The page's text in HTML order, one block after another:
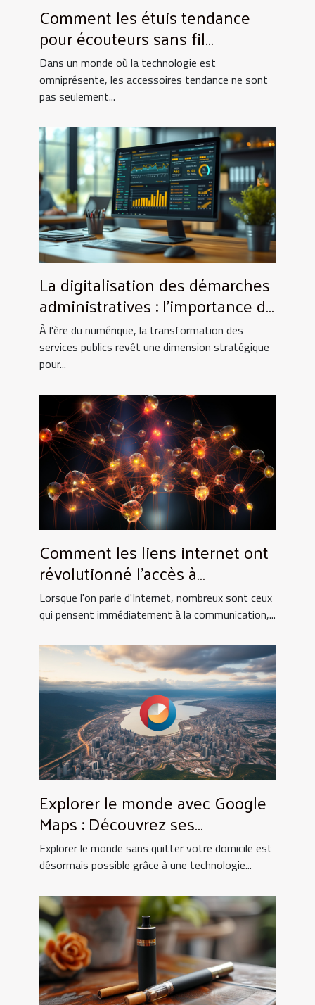
Comment les étuis tendance
pour écouteurs sans fil
améliorent-ils votre expérience
quotidienne ?
Dans un monde où la technologie est
omniprésente, les accessoires tendance ne sont
pas seulement...
La digitalisation des démarches
administratives : l'importance de
l'extrait Kbis en ligne pour les
entreprises
À l'ère du numérique, la transformation des
services publics revêt une dimension stratégique
pour...
Comment les liens internet ont
révolutionné l'accès à
l'information scientifique
Lorsque l'on parle d'Internet, nombreux sont ceux
qui pensent immédiatement à la communication,...
Explorer le monde avec Google
Maps : Découvrez ses
fonctionnalités les plus
impressionnantes
Explorer le monde sans quitter votre domicile est
désormais possible grâce à une technologie...